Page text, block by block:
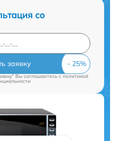
со
заявку
Вы соглашаетесь cполитикой